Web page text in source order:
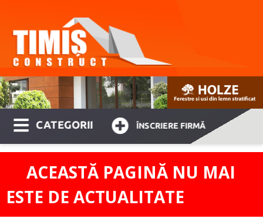
CATEGORII ÎNSCRIERE FIRMĂ
ACEASTĂ PAGINĂ NU MAI
ESTE DE ACTUALITATE